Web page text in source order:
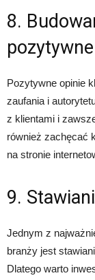
8.
Pozytywne opinie
zaufania i
z klientami i
również zachęcać
na stronie
9.
Jednym z
branży jest
Dlatego warto